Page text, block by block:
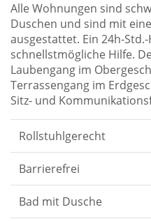
Alle Wohnungen sind
Duschen und sind mit
ausgestattet. Ein 24h-
schnellstmögliche Hilfe.
Laubengang im
Terrassengang im
Sitz- und
Rollstuhlgerecht
Barrierefrei
Bad mit Dusche